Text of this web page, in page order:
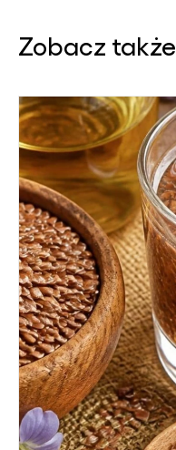
Zobacz także